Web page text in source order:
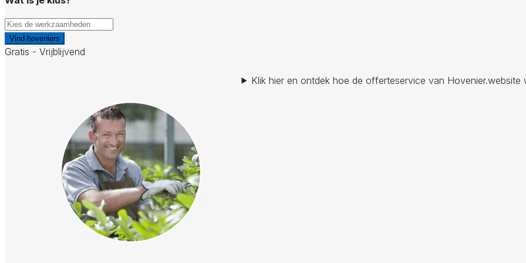
Vind hoveniers
Gratis - Vrijblijvend
Klik hier en ontdek hoe de offerteservice van Hovenier.website